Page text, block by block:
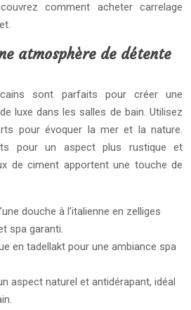
comment acheter carrelage
atmosphère de détente
sont parfaits pour créer une
luxe dans les salles de bain. Utilisez
pour évoquer la mer et la nature.
pour un aspect plus rustique et
de ciment apportent une touche de
douche à l’italienne en zelliges
spa garanti.
en tadellakt pour une ambiance spa
aspect naturel et antidérapant, idéal